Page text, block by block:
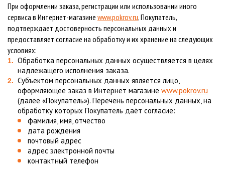
При оформлении заказа, регистрации или использовании иного
сервиса в Интернет-магазине www.pokrov.ru, Покупатель,
подтверждает достоверность персональных данных и
предоставляет согласие на обработку и их хранение на следующих
условиях:
Обработка персональных данных осуществляется в целях
надлежащего исполнения заказа.
Субъектом персональных данных является лицо,
оформляющее заказ в Интернет магазине www.pokrov.ru
(далее «Покупатель»). Перечень персональных данных, на
обработку которых Покупатель даёт согласие:
фамилия, имя, отчество
дата рождения
почтовый адрес
адрес электронной почты
контактный телефон